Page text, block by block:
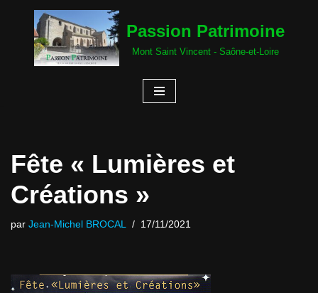
Passion Patrimoine
Mont Saint Vincent - Saône-et-Loire
Fête « Lumières et
Créations »
par Jean-Michel BROCAL 17/11/2021